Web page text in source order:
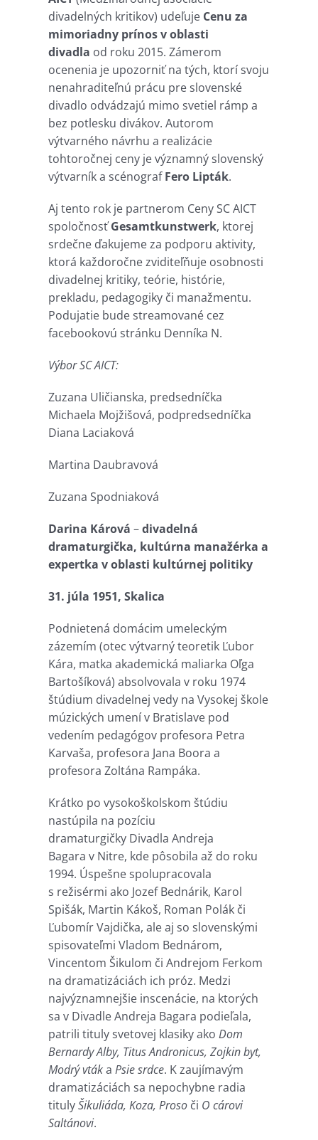
divadelných kritikov) udeľuje Cenu za
mimoriadny prínos v oblasti
divadla od roku 2015. Zámerom
ocenenia je upozorniť na tých, ktorí svoju
nenahraditeľnú prácu pre slovenské
divadlo odvádzajú mimo svetiel rámp a
bez potlesku divákov. Autorom
výtvarného návrhu a realizácie
tohtoročnej ceny je významný slovenský
výtvarník a scénografFero Lipták.
Aj tento rok je partnerom Ceny SC AICT
spoločnosťGesamtkunstwerk, ktorej
srdečne ďakujeme za podporu aktivity,
ktorá každoročne zviditeľňuje osobnosti
divadelnej kritiky, teórie, histórie,
prekladu, pedagogiky či manažmentu.
Podujatie bude streamované cez
facebookovú stránku Denníka N.
Výbor SC AICT:
Zuzana Uličianska, predsedníčka
Michaela Mojžišová, podpredsedníčka
Diana Laciaková
Martina Daubravová
Zuzana Spodniaková
Darina Kárová –divadelná
dramaturgička, kultúrna manažérka a
expertka v oblasti kultúrnej politiky
31. júla 1951, Skalica
Podnietená domácim umeleckým
zázemím (otec výtvarný teoretik Ľubor
Kára, matka akademická maliarka Oľga
Bartošíková) absolvovala v roku 1974
štúdium divadelnej vedy na Vysokej škole
múzických umení v Bratislave pod
vedením pedagógov profesora Petra
Karvaša, profesora Jana Boora a
profesora Zoltána Rampáka.
Krátko po vysokoškolskom štúdiu
nastúpila na pozíciu
dramaturgičky Divadla Andreja
Bagara v Nitre, kde pôsobila až do roku
1994. Úspešne spolupracovala
s režisérmi ako Jozef Bednárik, Karol
Spišák, Martin Kákoš, Roman Polák či
Ľubomír Vajdička, ale aj so slovenskými
spisovateľmi Vladom Bednárom,
Vincentom Šikulom či Andrejom Ferkom
na dramatizáciách ich próz. Medzi
najvýznamnejšie inscenácie, na ktorých
sa v Divadle Andreja Bagara podieľala,
patrili tituly svetovej klasiky ako Dom
Bernardy Alby, Titus Andronicus, Zojkin byt,
Modrý vtáka Psie srdce. K zaujímavým
dramatizáciách sa nepochybne radia
titulyŠikuliáda, Koza, Prosoči O cárovi
Saltánovi.